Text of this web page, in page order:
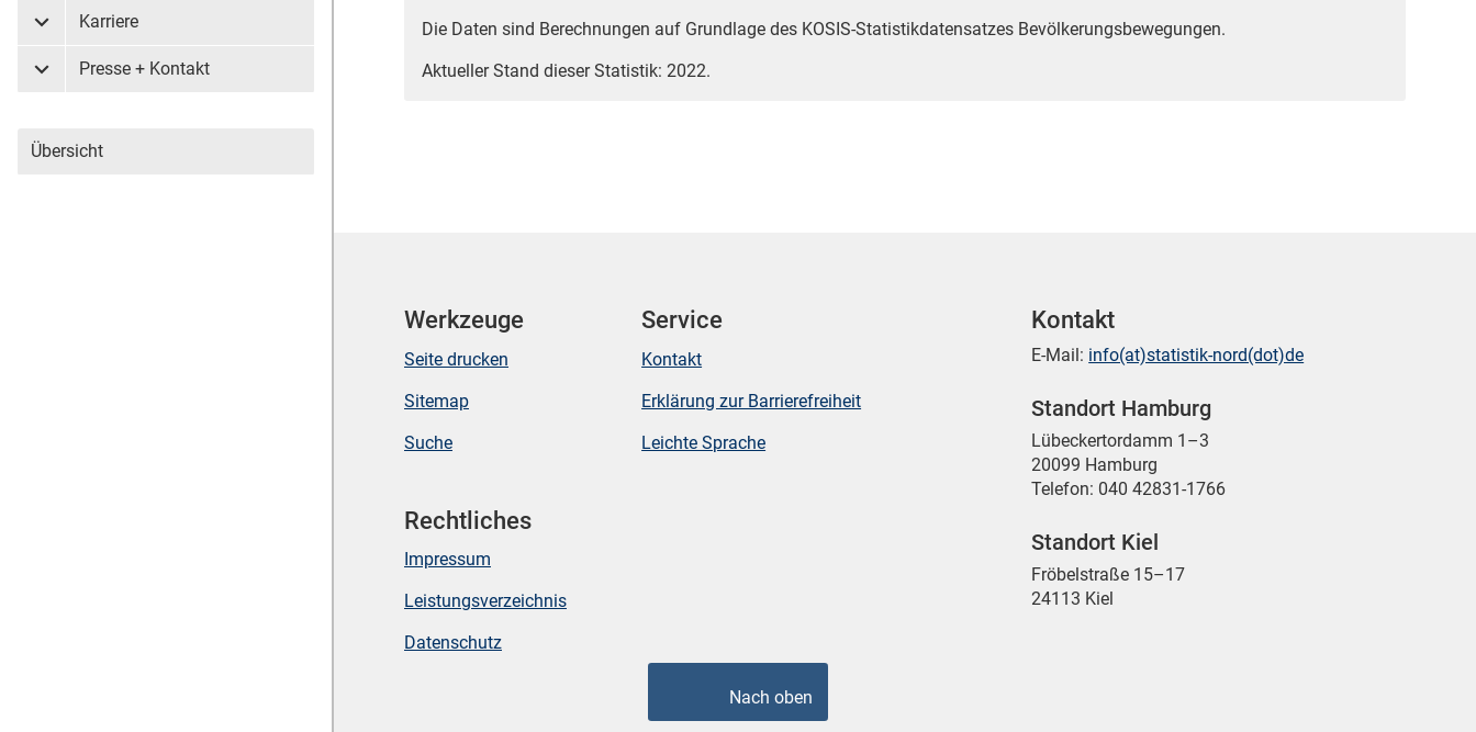
Untermenü Karriere
Karriere
Untermenü Presse + Kontakt
Presse + Kontakt
Übersicht
Die Daten sind Berechnungen auf Grundlage des KOSIS-Statistikdatensatzes Bevölkerungsbewegungen.
Aktueller Stand dieser Statistik: 2022.
Werkzeuge
Seite drucken
Sitemap
Suche
Service
Kontakt
Erklärung zur Barrierefreiheit
Leichte Sprache
Rechtliches
Impressum
Leistungsverzeichnis
Datenschutz
Kontakt
E-Mail: info(at)statistik-nord(dot)de
Standort Hamburg
Lübeckertordamm 1–3
20099 Hamburg
Telefon: 040 42831-1766
Standort Kiel
Fröbelstraße 15–17
24113 Kiel
Nach oben